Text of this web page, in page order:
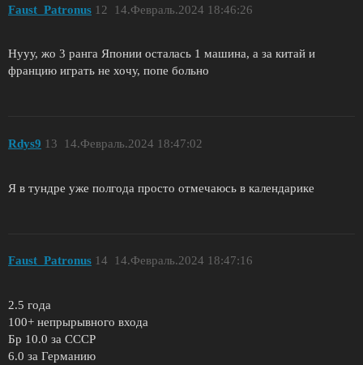
Faust_Patronus 14.Февраль.2024 18:46:26
12
Нууу, жо 3 ранга Японии осталась 1 машина, а за китай и
францию играть не хочу, попе больно
Rdys9 14.Февраль.2024 18:47:02
13
Я в тундре уже полгода просто отмечаюсь в календарике
Faust_Patronus 14.Февраль.2024 18:47:16
14
2.5 года
100+ непрырывного входа
Бр 10.0 за СССР
6.0 за Германию